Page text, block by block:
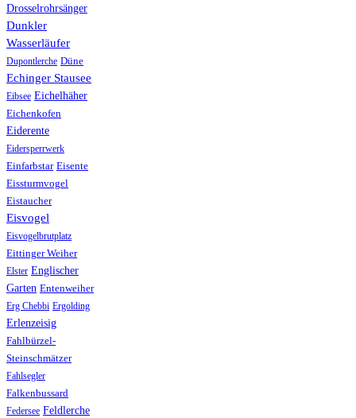
Drosselrohrsänger
Dunkler
Wasserläufer
Dupontlerche Düne
Echinger Stausee
Eibsee Eichelhäher
Eichenkofen
Eiderente
Eidersperrwerk
Einfarbstar Eisente
Eissturmvogel
Eistaucher
Eisvogel
Eisvogelbrutplatz
Eittinger Weiher
Elster Englischer
Garten Entenweiher
Erg Chebbi Ergolding
Erlenzeisig
Fahlbürzel-
Steinschmätzer
Fahlsegler
Falkenbussard
Federsee Feldlerche